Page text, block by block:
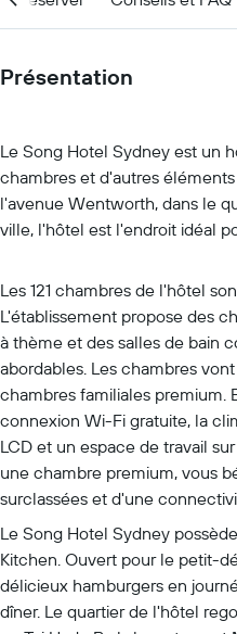
Présentation
Le Song Hotel Sydney est un
chambres et d'autres
l'avenue Wentworth, dans le
ville, l'hôtel est l'endroit idéal
Les 121 chambres de l'hôtel
L'établissement propose des
à thème et des salles de bain
abordables. Les chambres
chambres familiales premium.
connexion Wi-Fi gratuite, la
LCD et un espace de travail
une chambre premium, vous
surclassées et d'une
Le Song Hotel Sydney
Kitchen. Ouvert pour le petit-
délicieux hamburgers en
dîner. Le quartier de l'hôtel